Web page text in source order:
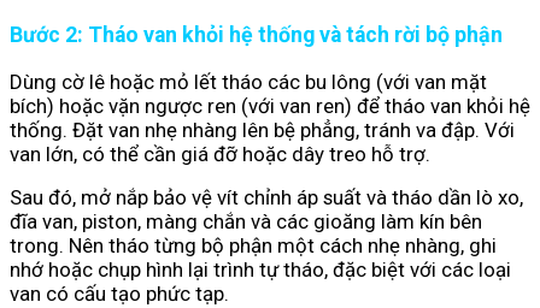
Bước 2: Tháo van khỏi hệ thống và tách rời bộ phận
Dùng cờ lê hoặc mỏ lết tháo các bu lông (với van mặt
bích) hoặc vặn ngược ren (với van ren) để tháo van khỏi hệ
thống. Đặt van nhẹ nhàng lên bệ phẳng, tránh va đập. Với
van lớn, có thể cần giá đỡ hoặc dây treo hỗ trợ.
Sau đó, mở nắp bảo vệ vít chỉnh áp suất và tháo dần lò xo,
đĩa van, piston, màng chắn và các gioăng làm kín bên
trong. Nên tháo từng bộ phận một cách nhẹ nhàng, ghi
nhớ hoặc chụp hình lại trình tự tháo, đặc biệt với các loại
van có cấu tạo phức tạp.